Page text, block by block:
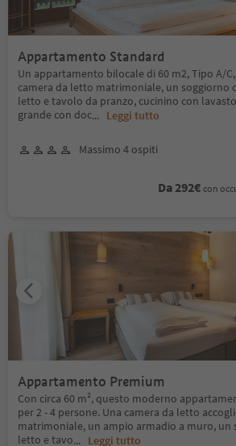
Appartamento Standard
Un appartamento bilocale di 60 m2, Tipo A/
camera da letto matrimoniale, un soggiorno
letto e tavolo da pranzo, cucinino con
grande con doc... Leggi tutto
Massimo 4 ospiti
Da 292€ con
Appartamento Premium
Con circa 60 m², questo moderno
per 2 - 4 persone. Una camera da letto
matrimoniale, un ampio armadio a muro, un
letto e tavo... Leggi tutto